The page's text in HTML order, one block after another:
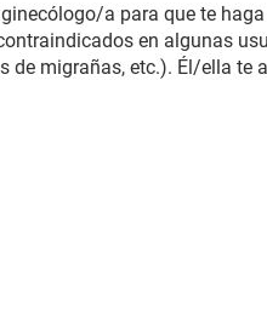
a para que te
en algunas
de migrañas, etc.). Él/ella te